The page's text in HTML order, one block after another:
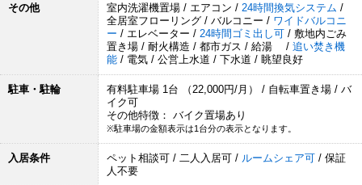
その他 室内洗濯機置場 / エアコン / 24時間換気システム /
全居室フローリング / バルコニー / ワイドバルコニ
ー / エレベーター / 24時間ゴミ出し可 / 敷地内ごみ
置き場 / 耐火構造 / 都市ガス / 給湯 / 追い焚き機
能 / 電気 / 公営上水道 / 下水道 / 眺望良好
駐車・駐輪
有料駐車場 1台 （22,000円/月） / 自転車置き場 / バ
イク可
その他特徴： バイク置場あり
※駐車場の金額表示は1台分の表示となります。
入居条件 ペット相談可 / 二人入居可 / ルームシェア可 / 保証
人不要